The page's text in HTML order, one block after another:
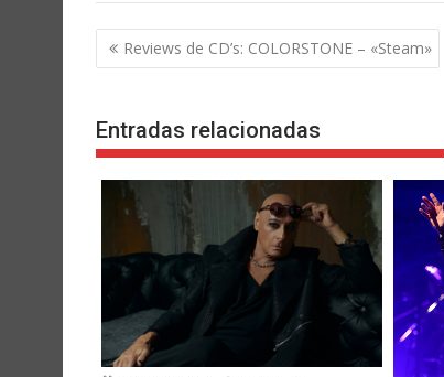
Navegación
de
Reviews de CD’s: COLORSTONE – «Steam»
Entradas relacionadas